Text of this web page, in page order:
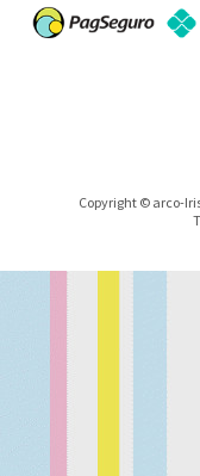
Copyright © arco-